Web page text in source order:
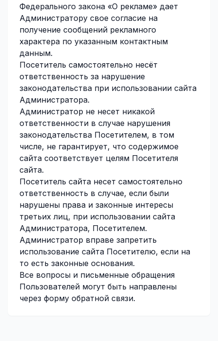
Федерального закона «О рекламе» дает
Администратору свое согласие на
получение сообщений рекламного
характера по указанным контактным
данным.
Посетитель самостоятельно несёт
ответственность за нарушение
законодательства при использовании сайта
Администратора.
Администратор не несет никакой
ответственности в случае нарушения
законодательства Посетителем, в том
числе, не гарантирует, что содержимое
сайта соответствует целям Посетителя
сайта.
Посетитель сайта несет самостоятельно
ответственность в случае, если были
нарушены права и законные интересы
третьих лиц, при использовании сайта
Администратора, Посетителем.
Администратор вправе запретить
использование сайта Посетителю, если на
то есть законные основания.
Все вопросы и письменные обращения
Пользователей могут быть направлены
через форму обратной связи.